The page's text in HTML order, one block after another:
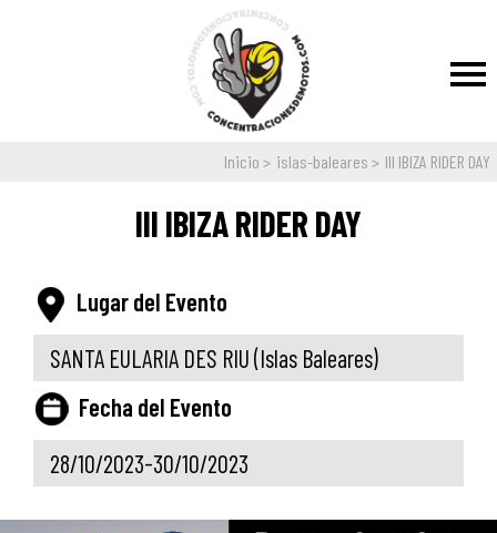
Inicio islas-baleares III IBIZA RIDER DAY
III IBIZA RIDER DAY
Lugar del Evento
SANTA EULARIA DES RIU(Islas Baleares)
Fecha del Evento
28/10/2023-30/10/2023